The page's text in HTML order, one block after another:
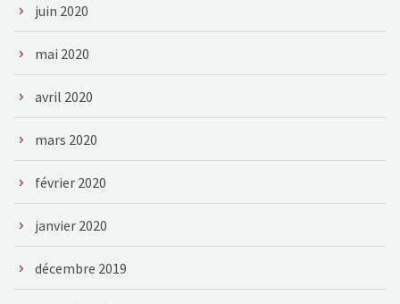
juin 2020
mai 2020
avril 2020
mars 2020
février 2020
janvier 2020
décembre 2019